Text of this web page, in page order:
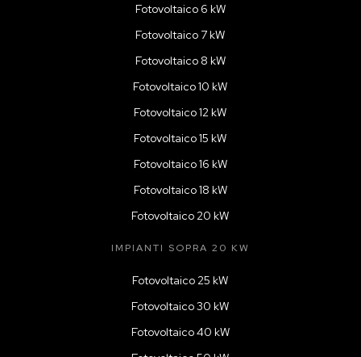
Fotovoltaico 6 kW
Fotovoltaico 7 kW
Fotovoltaico 8 kW
Fotovoltaico 10 kW
Fotovoltaico 12 kW
Fotovoltaico 15 kW
Fotovoltaico 16 kW
Fotovoltaico 18 kW
Fotovoltaico 20 kW
IMPIANTI SOPRA 20 KW
Fotovoltaico 25 kW
Fotovoltaico 30 kW
Fotovoltaico 40 kW